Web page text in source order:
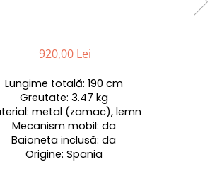
920,00 Lei
Lungime totală: 190 cm
Greutate: 3.47 kg
metal (zamac), lemn
Mecanism mobil: da
Baioneta inclusă: da
Origine: Spania